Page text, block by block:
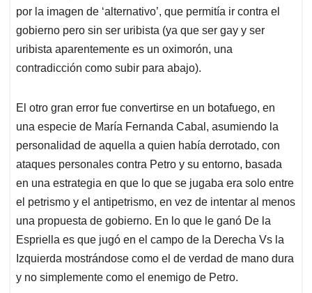
por la imagen de ‘alternativo’, que permitía ir contra el
gobierno pero sin ser uribista (ya que ser gay y ser
uribista aparentemente es un oximorón, una
contradicción como subir para abajo).
El otro gran error fue convertirse en un botafuego, en
una especie de María Fernanda Cabal, asumiendo la
personalidad de aquella a quien había derrotado, con
ataques personales contra Petro y su entorno, basada
en una estrategia en que lo que se jugaba era solo entre
el petrismo y el antipetrismo, en vez de intentar al menos
una propuesta de gobierno. En lo que le ganó De la
Espriella es que jugó en el campo de la Derecha Vs la
Izquierda mostrándose como el de verdad de mano dura
y no simplemente como el enemigo de Petro.